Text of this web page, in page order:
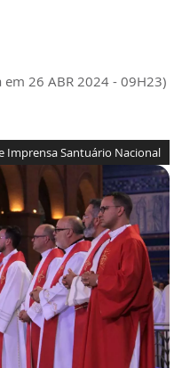
26 ABR 2024 - 09H23)
Imprensa Santuário Nacional